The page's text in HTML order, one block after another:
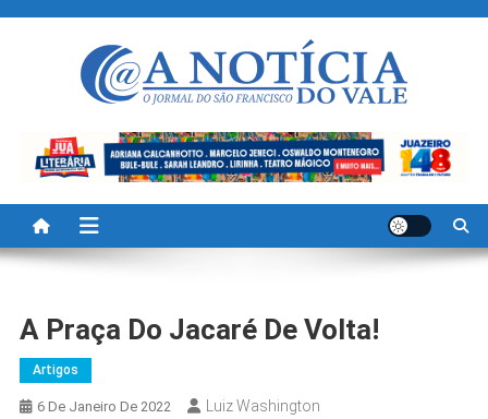
A Noticia Do Vale
A Praça Do Jacaré De Volta!
Artigos
6 De Janeiro De 2022 Luiz Washington